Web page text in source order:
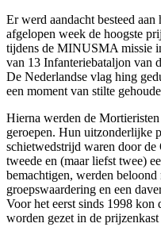
Er werd aandacht besteed
afgelopen week de hoogste
tijdens de MINUSMA missie
van 13 Infanteriebataljon van
De Nederlandse vlag hing
een moment van stilte
Hierna werden de
geroepen. Hun uitzonderlijke
schietwedstrijd waren door
tweede en (maar liefst twee)
bemachtigen, werden beloond
groepswaardering en een
Voor het eerst sinds 1998
worden gezet in de